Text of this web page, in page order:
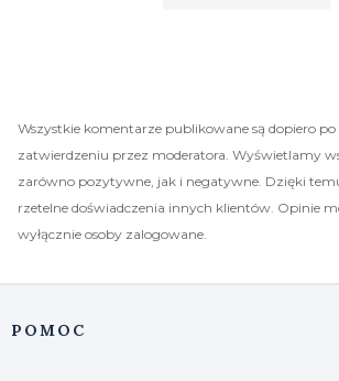
Wszystkie komentarze publikowane są dopiero
zatwierdzeniu przez moderatora. Wyświetlamy
zarówno pozytywne, jak i negatywne. Dzięki
rzetelne doświadczenia innych klientów. Opinie
wyłącznie osoby zalogowane.
Linki w stopce
POMOC